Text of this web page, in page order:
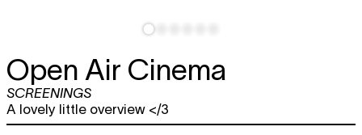
Open Air Cinema
SCREENINGS
A lovely little overview </3